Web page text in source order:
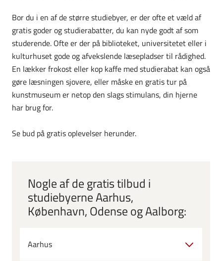
Bor du i en af de større studiebyer, er der ofte et væld af
gratis goder og studierabatter, du kan nyde godt af som
studerende. Ofte er der på biblioteket, universitetet eller i
kulturhuset gode og afvekslende læsepladser til rådighed.
En lækker frokost eller kop kaffe med studierabat kan også
gøre læsningen sjovere, eller måske en gratis tur på
kunstmuseum er netop den slags stimulans, din hjerne
har brug for.
Se bud på gratis oplevelser herunder.
Nogle af de gratis tilbud i
studiebyerne Aarhus,
København, Odense og Aalborg:
Aarhus